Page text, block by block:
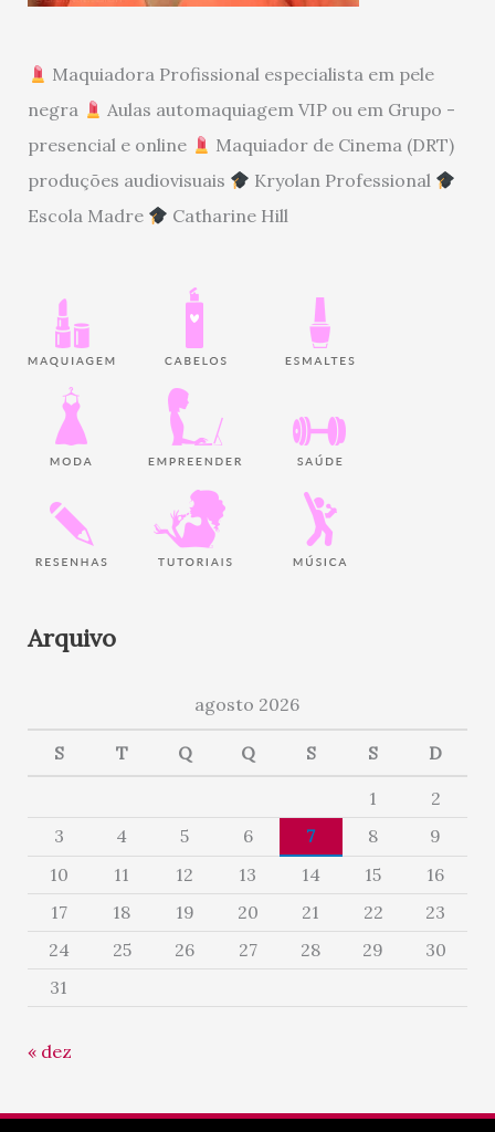
Maquiadora Profissional especialista em pele
negra
Aulas automaquiagem VIP ou em Grupo -
presencial e online
Maquiador de Cinema (DRT)
produções audiovisuais
Kryolan Professional
Escola Madre
Catharine Hill
Arquivo
agosto 2026
S T Q Q S S D
1
2
3
4 5 6 7 8
9
10
11 12 13 14 15
16
17
18 19 20 21 22
23
24
25 26 27 28 29
30
31
« dez